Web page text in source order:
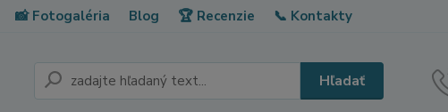
📸 Fotogaléria 🏆 Recenzie 📞 Kontakty
Blog
Hľadať